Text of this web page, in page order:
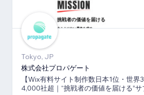
Tokyo, JP
株式会社プロパゲート
【Wix有料サイト制作数日本1位・世界
4,000社超｜“挑戦者の価値を届ける”